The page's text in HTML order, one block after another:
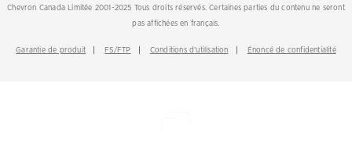
Chevron Canada Limitée 2001-2025 Tous droits réservés. Certaines parties du contenu ne seront
pas affichées en français.
Garantie de produit FS/FTP Conditions d’utilisation Énoncé de confidentialité